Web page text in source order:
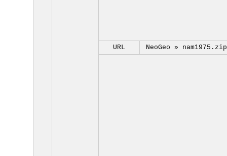
URL NeoGeo » nam1975.zip